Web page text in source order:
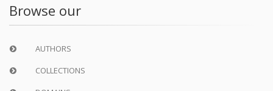
Browse our
AUTHORS
COLLECTIONS